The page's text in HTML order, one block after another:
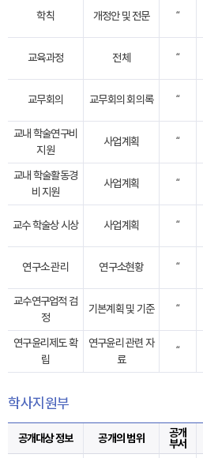
학칙 개정안 및 전문 “
교육과정 전체 “
교무회의 교무회의 회의록 “
교내 학술연구비
지원
사업계획 “
교내 학술활동경
비 지원
사업계획 “
교수 학술상 시상 사업계획 “
연구소 관리 연구소현황 “
교수연구업적 검
정
기본계획 및 기준 “
연구윤리제도 확
립
연구윤리 관련 자
료
“
학사지원부
공개대상 정보 공개의 범위 공개
부서